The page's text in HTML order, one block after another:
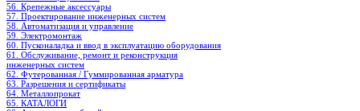
56. Крепежные аксессуары
57. Проектирование инженерных систем
58. Автоматизация и управление
59. Электромонтаж
60. Пусконаладка и ввод в эксплуатацию оборудования
61. Обслуживание, ремонт и реконструкция
инженерных систем
62. Футерованная / Гуммированная арматура
63. Разрешения и сертификаты
64. Металлопрокат
65. КАТАЛОГИ